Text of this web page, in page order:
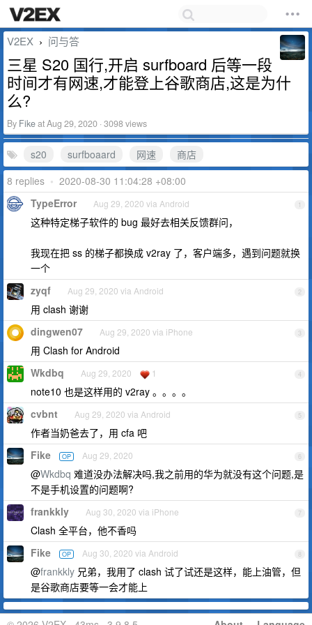
V2EX › 问与答
三星 S20 国行,开启 surfboard 后等一段
时间才有网速,才能登上谷歌商店,这是为什
么?
By Fikeat Aug 29, 2020 · 3098 views
s20 surfboaard 网速
商店
8 replies • 2020-08-30 11:04:28 +08:00
1
TypeError Aug 29, 2020 via Android
这种特定梯子软件的 bug 最好去相关反馈群问，
我现在把 ss 的梯子都换成 v2ray 了，客户端多，遇到问题就换
一个
2
zyqf Aug 29, 2020 via Android
用 clash 谢谢
3
dingwen07 Aug 29, 2020 via iPhone
用 Clash for Android
4
Wkdbq Aug 29, 2020 1
note10 也是这样用的 v2ray 。。。。
5
cvbnt Aug 29, 2020 via Android
作者当奶爸去了，用 cfa 吧
6
Fike OP Aug 29, 2020
@Wkdbq 难道没办法解决吗,我之前用的华为就没有这个问题,是
不是手机设置的问题啊?
7
frankkly Aug 30, 2020 via iPhone
Clash 全平台，他不香吗
8
Fike OP Aug 30, 2020 via Android
@frankkly 兄弟，我用了 clash 试了试还是这样，能上油管，但
是谷歌商店要等一会才能上